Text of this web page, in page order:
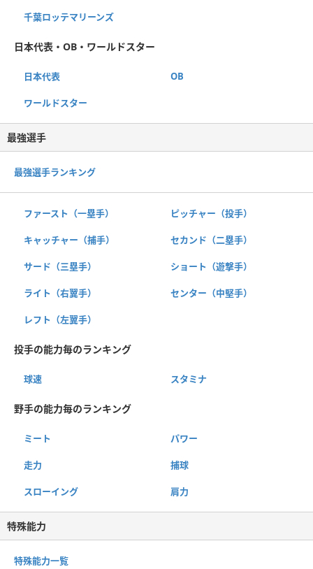
千葉ロッテマリーンズ
日本代表・OB・ワールドスター
日本代表 OB
ワールドスター
最強選手
最強選手ランキング
ファースト（一塁手） ピッチャー（投手）
キャッチャー（捕手） セカンド（二塁手）
サード（三塁手） ショート（遊撃手）
ライト（右翼手） センター（中堅手）
レフト（左翼手）
投手の能力毎のランキング
球速 スタミナ
野手の能力毎のランキング
ミート パワー
走力 捕球
スローイング 肩力
特殊能力
特殊能力一覧